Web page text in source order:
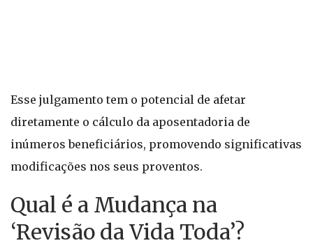
Esse julgamento tem o potencial de afetar
diretamente o cálculo da aposentadoria de
inúmeros beneficiários, promovendo significativas
modificações nos seus proventos.
Qual é a Mudança na
‘Revisão da Vida Toda’?